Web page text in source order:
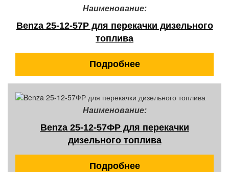
Наименование:
Benza 25-12-57Р для перекачки дизельного
топлива
Подробнее
Наименование:
Benza 25-12-57ФР для перекачки
дизельного топлива
Подробнее